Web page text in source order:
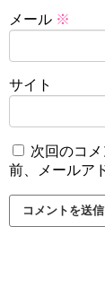
メール ※
サイト
次回のコ
前、メールア